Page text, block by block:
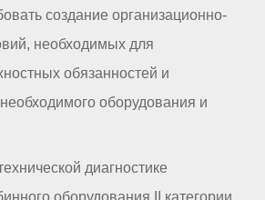
создание организационно-
необходимых для
обязанностей и
оборудования и
диагностике
оборудования II категории